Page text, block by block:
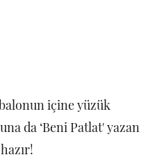
içine yüzük
da ‘Beni Patlat' yazan